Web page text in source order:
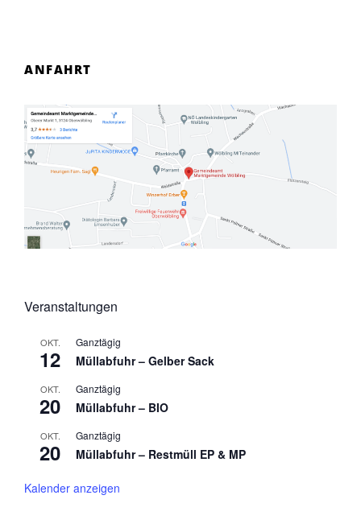
ANFAHRT
Veranstaltungen
OKT.
12
Ganztägig
Müllabfuhr – Gelber Sack
OKT.
20
Ganztägig
Müllabfuhr – BIO
OKT.
20
Ganztägig
Müllabfuhr – Restmüll EP & MP
Kalender anzeigen